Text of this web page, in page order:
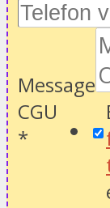
Message
CGU
*